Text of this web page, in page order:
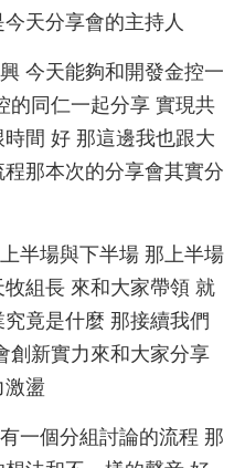
天分享會的主持人
今天能夠和開發金控一
的同仁一起分享 實現共
間 好 那這邊我也跟大
那本次的分享會其實分
半場與下半場 那上半場
組長 來和大家帶領 就
竟是什麼 那接續我們
創新實力來和大家分享
激盪
一個分組討論的流程 那